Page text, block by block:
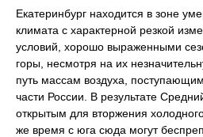
Екатеринбург находится в зоне
климата с характерной резкой
условий, хорошо выраженными
горы, несмотря на их
путь массам воздуха,
части России. В результате
открытым для вторжения
же время с юга сюда могут